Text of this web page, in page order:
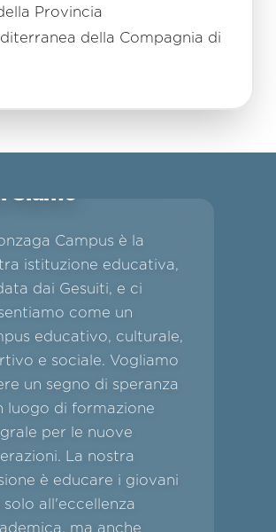
Provincia
della Compagnia di
Siamo
Campus è la
istituzione educativa,
dai Gesuiti, e ci
come un
educativo, culturale,
e sociale. Vogliamo
un segno di speranza
luogo di formazione
per le nuove
La nostra
è educare i giovani
solo all'eccellenza
ma anche